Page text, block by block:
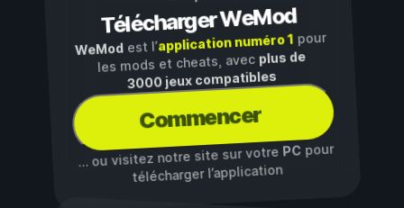
Télécharger WeMod
WeModest l’application numéro 1pour
les mods et cheats, avec plus de
3000 jeux compatibles
Commencer
… ou visitez notre site sur votre PCpour
télécharger l’application